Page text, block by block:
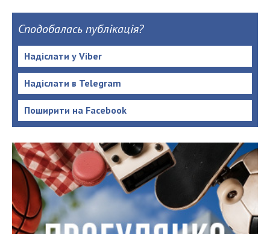
Сподобалась публікація?
Надіслати у Viber
Надіслати в Telegram
Поширити на Facebook